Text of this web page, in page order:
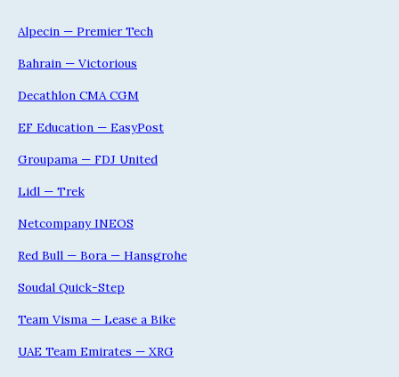
Alpecin — Premier Tech
Bahrain — Victorious
Decathlon CMA CGM
EF Education — EasyPost
Groupama — FDJ United
Lidl — Trek
Netcompany INEOS
Red Bull — Bora — Hansgrohe
Soudal Quick-Step
Team Visma — Lease a Bike
UAE Team Emirates — XRG